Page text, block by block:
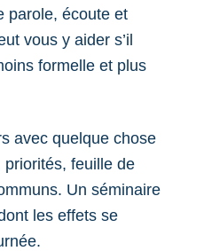
parole, écoute et
vous y aider s’il
formelle et plus
avec quelque chose
feuille de
Un séminaire
les effets se